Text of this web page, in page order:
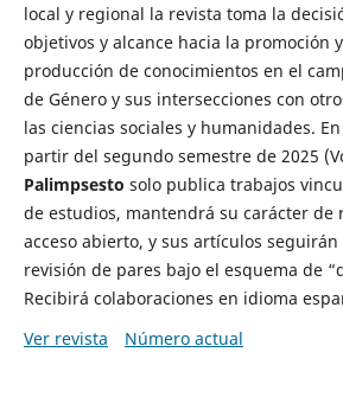
local y regional la revista toma la
objetivos y alcance hacia la promoción
producción de conocimientos en el
de Género y sus intersecciones con
las ciencias sociales y humanidades.
partir del segundo semestre de 2025
Palimpsesto solo publica trabajos
de estudios, mantendrá su carácter de
acceso abierto, y sus artículos
revisión de pares bajo el esquema de
Recibirá colaboraciones en idioma
Ver revista
Número actual